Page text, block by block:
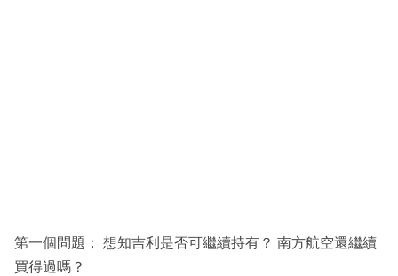
第一個問題； 想知吉利是否可繼續持有？ 南方航空還繼續
買得過嗎？